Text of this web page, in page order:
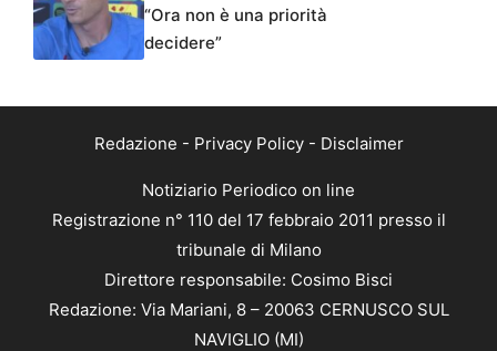
“Ora non è una priorità
decidere”
Redazione - Privacy Policy- Disclaimer
Notiziario Periodico on line
Registrazione n° 110 del 17 febbraio 2011 presso il
tribunale di Milano
Direttore responsabile: Cosimo Bisci
Redazione: Via Mariani, 8 – 20063 CERNUSCO SUL
NAVIGLIO (MI)